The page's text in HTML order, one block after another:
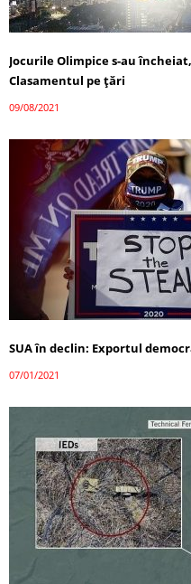
Jocurile Olimpice s-au
Clasamentul pe țări
09/08/2021
SUA în declin: Exportul
07/01/2021